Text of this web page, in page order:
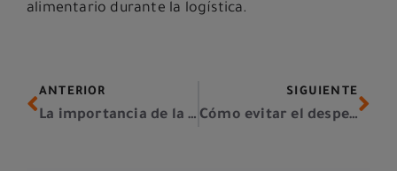
alimentario durante la logística.
ANTERIOR
La importancia de la trazabilidad en la cadena de suministro
SIGUIENTE
Cómo evitar el desperdicio alimentario